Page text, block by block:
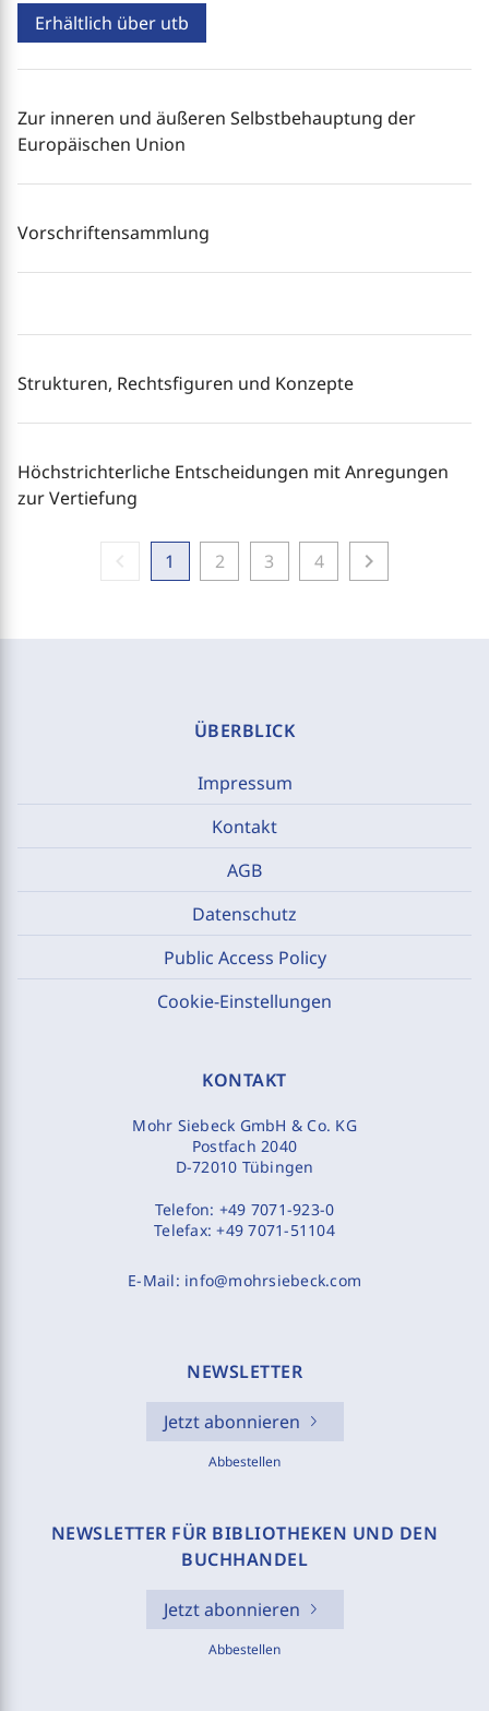
Erhältlich über utb
Zur inneren und äußeren Selbstbehauptung der
Europäischen Union
Vorschriftensammlung
Strukturen, Rechtsfiguren und Konzepte
Höchstrichterliche Entscheidungen mit Anregungen
zur Vertiefung
1 2 3 4 chevron_right
ÜBERBLICK
Impressum
Kontakt
AGB
Datenschutz
Public Access Policy
Cookie-Einstellungen
KONTAKT
Mohr Siebeck GmbH & Co. KG
Postfach 2040
D-72010 Tübingen
Telefon: +49 7071-923-0
Telefax:+49 7071-51104
E-Mail: info@mohrsiebeck.com
NEWSLETTER
Jetzt abonnieren
Abbestellen
NEWSLETTER FÜR BIBLIOTHEKEN UND DEN
BUCHHANDEL
Jetzt abonnieren
Abbestellen